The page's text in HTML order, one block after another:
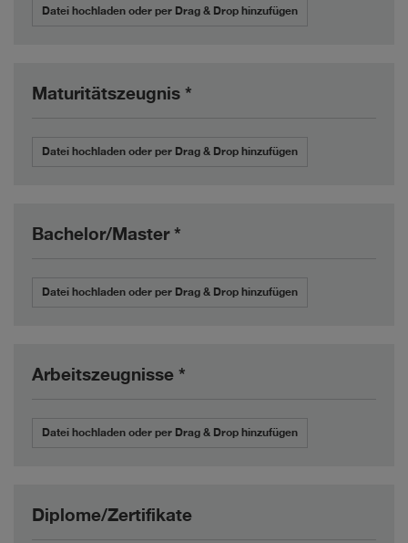
Datei hochladen oder per Drag & Drop hinzufügen
Maturitätszeugnis *
Datei hochladen oder per Drag & Drop hinzufügen
Bachelor/Master *
Datei hochladen oder per Drag & Drop hinzufügen
Arbeitszeugnisse *
Datei hochladen oder per Drag & Drop hinzufügen
Diplome/Zertifikate